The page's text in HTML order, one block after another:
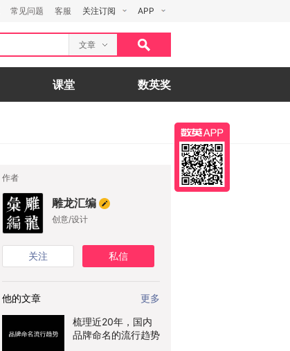
常见问题 客服 关注订阅 APP
文章
课堂 数英奖
作者
雕龙汇编
创意/设计
关注 私信
他的文章 更多
梳理近20年，国内
品牌命名的流行趋势